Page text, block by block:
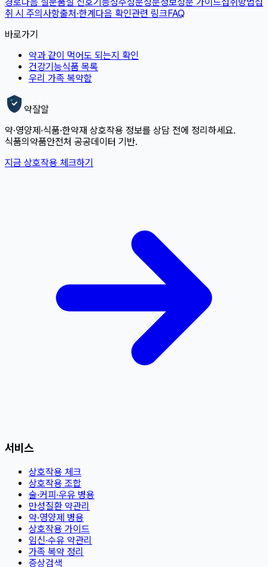
취 시 주의사항출처·한계다음 확인관련 링크FAQ
바로가기
약과 같이 먹어도 되는지 확인
건강기능식품 목록
우리 가족 복약함
약잘알
약·영양제·식품·한약재 상호작용 정보를 상담 전에 정리하세요.
식품의약품안전처 공공데이터 기반.
지금 상호작용 체크하기
서비스
상호작용 체크
상호작용 조합
술·커피·우유 병용
만성질환 약관리
약·영양제 병용
상호작용 가이드
임신·수유 약관리
가족 복약 정리
증상검색